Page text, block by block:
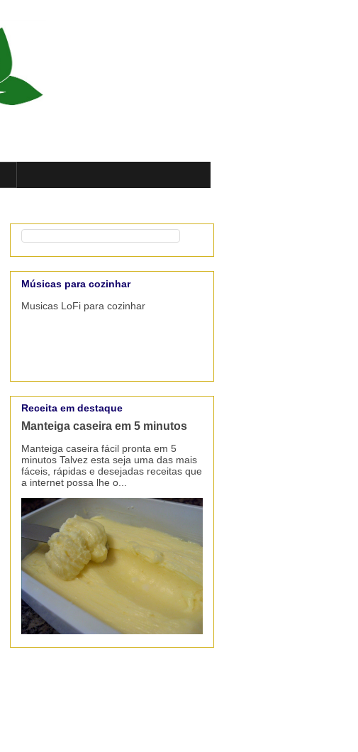
Músicas para cozinhar
Musicas LoFi para cozinhar
Receita em destaque
Manteiga caseira em 5 minutos
Manteiga caseira fácil pronta em 5
minutos Talvez esta seja uma das mais
fáceis, rápidas e desejadas receitas que
a internet possa lhe o...